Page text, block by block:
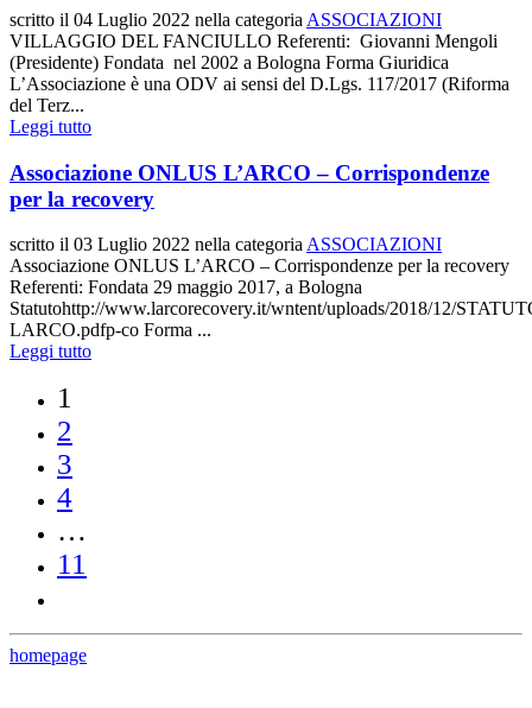
scritto il 04 Luglio 2022 nella categoria ASSOCIAZIONI
VILLAGGIO DEL FANCIULLO Referenti: Giovanni Mengoli
(Presidente) Fondata nel 2002 a Bologna Forma Giuridica
L’Associazione è una ODV ai sensi del D.Lgs. 117/2017 (Riforma
del Terz...
Leggi tutto
Associazione ONLUS L’ARCO – Corrispondenze
per la recovery
scritto il 03 Luglio 2022 nella categoria ASSOCIAZIONI
Associazione ONLUS L’ARCO – Corrispondenze per la recovery
Referenti: Fondata 29 maggio 2017, a Bologna
Statutohttp://www.larcorecovery.it/wntent/uploads/2018/12/
LARCO.pdfp-co Forma ...
Leggi tutto
1
2
3
4
…
11
homepage